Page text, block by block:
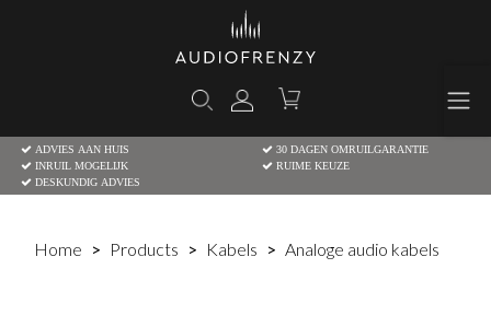
ADVIES AAN HUIS
30 DAGEN OMRUILGARANTIE
INRUIL MOGELIJK
RUIME KEUZE
DESKUNDIG ADVIES
Home Products Kabels Analoge audio kabels